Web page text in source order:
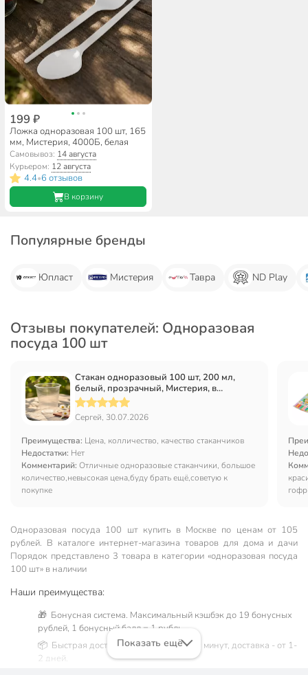
199 ₽
Ложка одноразовая 100 шт, 165
мм, Мистерия, 4000Б, белая
Самовывоз: 14 августа
Курьером: 12 августа
4.4•6 отзывов
В корзину
Популярные бренды
Юпласт Мистерия Тавра ND Play
Отзывы покупателей: Одноразовая
посуда 100 шт
Стакан одноразовый 100 шт, 200 мл,
белый, прозрачный, Мистерия, в
ассортименте
Сергей, 30.07.2026
Преимущества: Цена, колличество, качество стаканчиков
Недостатки: Нет
Комментарий: Отличные одноразовые стаканчики, большое
количество,невысокая цена,буду брать ещё,советую к
покупке
Одноразовая посуда 100 шт купить в Москве по ценам от 105
рублей. В каталоге интернет-магазина товаров для дома и дачи
Порядок представлено 3 товара в категории «одноразовая посуда
100 шт» в наличии
Наши преимущества:
🎁 Бонусная система. Максимальный кэшбэк до 19 бонусных
рублей, 1 бонусный балл = 1 рубль.
📦 Быстрая доставка. Самовывоз от 60 минут, доставка - от 1-
2 дней.
Показать ещё